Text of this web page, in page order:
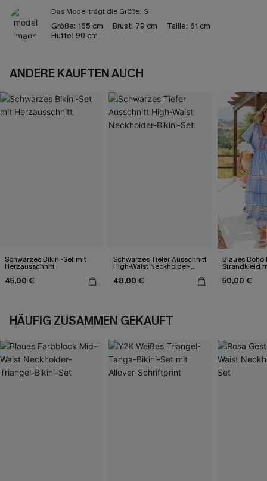
Das Model trägt die Größe: S
Größe: 165 cm Brust: 79 cm Taille: 61 cm
Hüfte: 90 cm
ANDERE KAUFTEN AUCH
Schwarzes Bikini-Set mit
Herzausschnitt
45,00 €
Schwarzes Tiefer Ausschnitt
High-Waist Neckholder-
Bikini-Set
48,00 €
Blaues Boho
Strandkleid
50,00 €
HÄUFIG ZUSAMMEN GEKAUFT